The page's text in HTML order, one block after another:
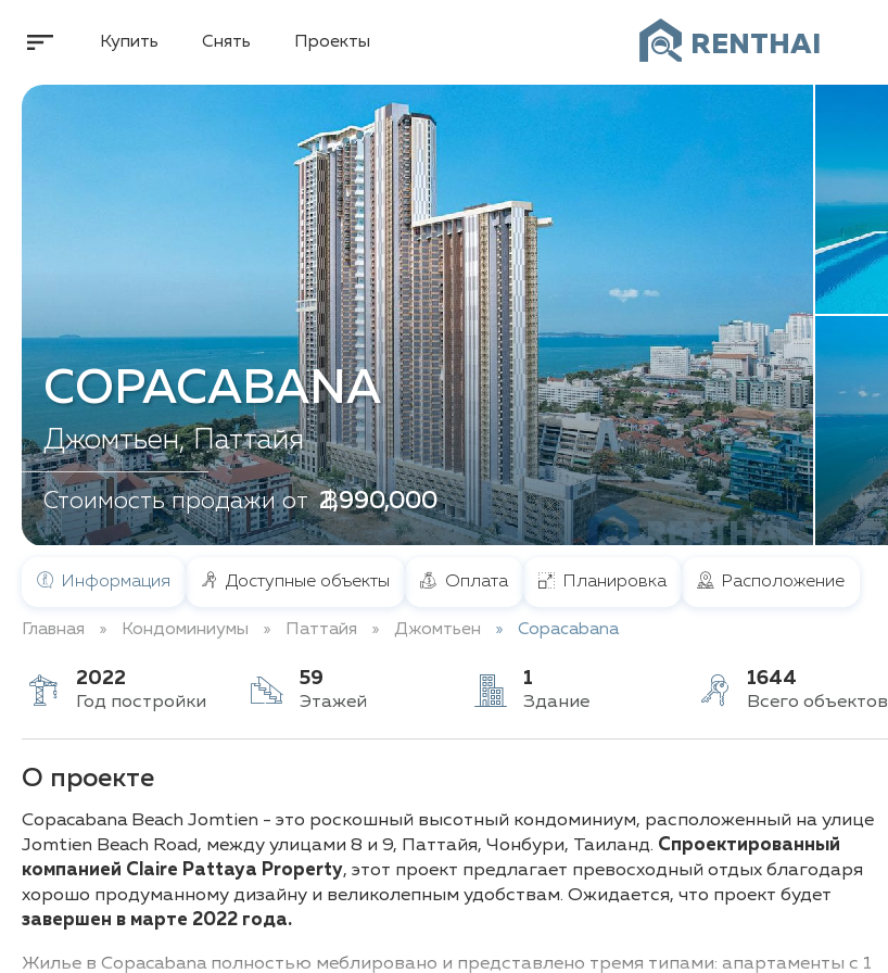
Купить Снять Проекты RENTHAI
COPACABANA
Джомтьен, Паттайя
Стоимость продажи от ฿ 2,990,000
Информация Доступные объекты Оплата Планировка Расположение
Главная Кондоминиумы Паттайя Джомтьен Copacabana
2022
Год постройки
59
Этажей
1
Здание
1644
Всего объектов
О проекте
Copacabana Beach Jomtien - это роскошный высотный кондоминиум, расположенный на улице
Jomtien Beach Road, между улицами 8 и 9, Паттайя, Чонбури, Таиланд. Спроектированный
компанией Claire Pattaya Property, этот проект предлагает превосходный отдых благодаря
хорошо продуманному дизайну и великолепным удобствам. Ожидается, что проект будет
завершен в марте 2022 года.
Жилье в Copacabana полностью меблировано и представлено тремя типами: апартаменты с 1